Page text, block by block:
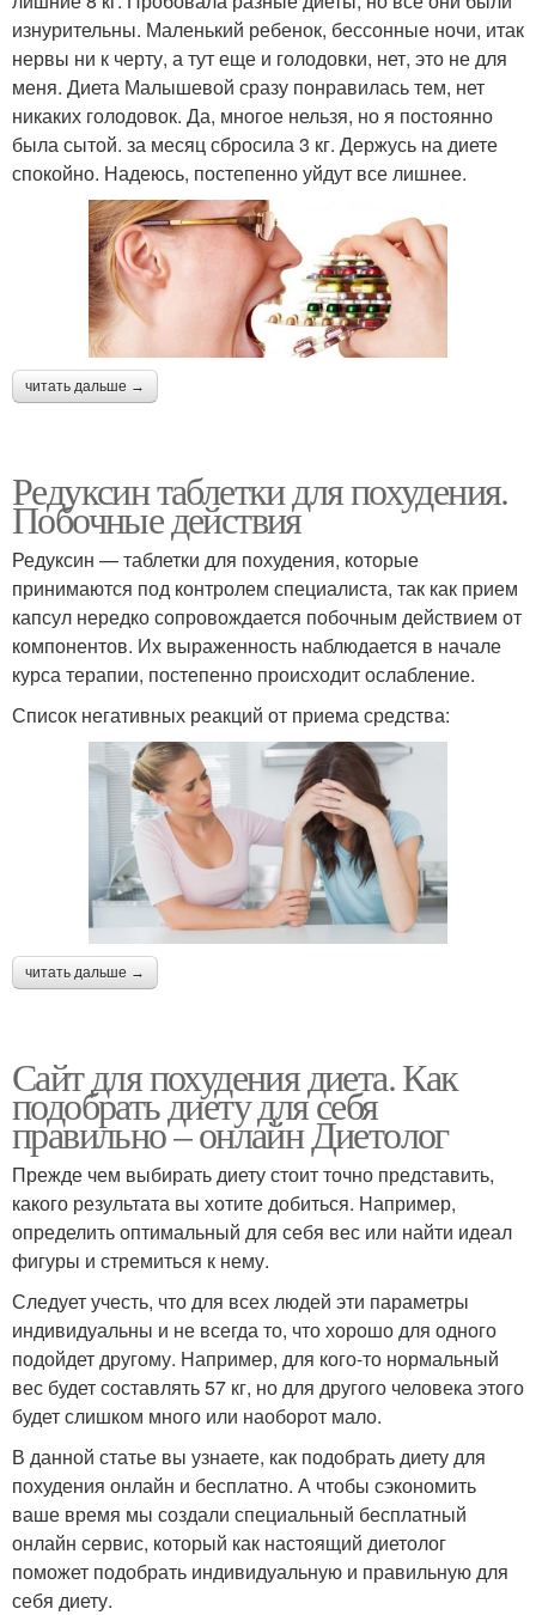
изнурительны. Маленький ребенок, бессонные ночи, итак
нервы ни к черту, а тут еще и голодовки, нет, это не для
меня. Диета Малышевой сразу понравилась тем, нет
никаких голодовок. Да, многое нельзя, но я постоянно
была сытой. за месяц сбросила 3 кг. Держусь на диете
спокойно. Надеюсь, постепенно уйдут все лишнее.
читать дальше →
Редуксин таблетки для похудения.
Побочные действия
Редуксин — таблетки для похудения, которые
принимаются под контролем специалиста, так как прием
капсул нередко сопровождается побочным действием от
компонентов. Их выраженность наблюдается в начале
курса терапии, постепенно происходит ослабление.
Список негативных реакций от приема средства:
читать дальше →
Сайт для похудения диета. Как
подобрать диету для себя
правильно – онлайн Диетолог
Прежде чем выбирать диету стоит точно представить,
какого результата вы хотите добиться. Например,
определить оптимальный для себя вес или найти идеал
фигуры и стремиться к нему.
Следует учесть, что для всех людей эти параметры
индивидуальны и не всегда то, что хорошо для одного
подойдет другому. Например, для кого-то нормальный
вес будет составлять 57 кг, но для другого человека этого
будет слишком много или наоборот мало.
В данной статье вы узнаете, как подобрать диету для
похудения онлайн и бесплатно. А чтобы сэкономить
ваше время мы создали специальный бесплатный
онлайн сервис, который как настоящий диетолог
поможет подобрать индивидуальную и правильную для
себя диету.